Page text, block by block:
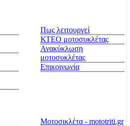
Πως λειτουργεί
ΚΤΕΟ μοτοσυκλέτας
Ανακύκλωση
μοτοσυκλέτας
Επικοινωνία
Μοτοσικλέτα - mototriti.gr